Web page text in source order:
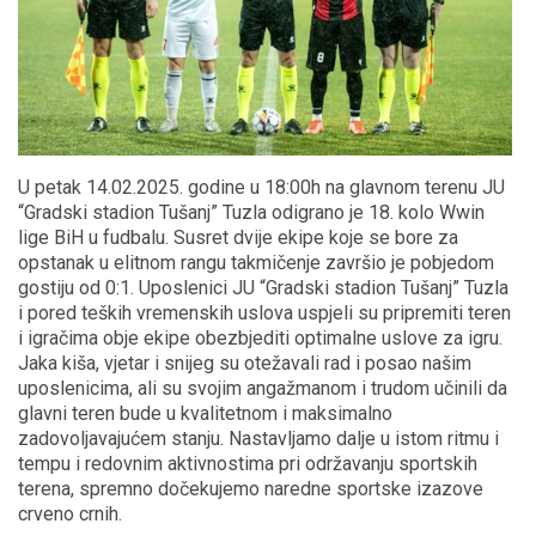
U petak 14.02.2025. godine u 18:00h na glavnom terenu JU
“Gradski stadion Tušanj” Tuzla odigrano je 18. kolo Wwin
lige BiH u fudbalu. Susret dvije ekipe koje se bore za
opstanak u elitnom rangu takmičenje završio je pobjedom
gostiju od 0:1. Uposlenici JU “Gradski stadion Tušanj” Tuzla
i pored teških vremenskih uslova uspjeli su pripremiti teren
i igračima obje ekipe obezbjediti optimalne uslove za igru.
Jaka kiša, vjetar i snijeg su otežavali rad i posao našim
uposlenicima, ali su svojim angažmanom i trudom učinili da
glavni teren bude u kvalitetnom i maksimalno
zadovoljavajućem stanju. Nastavljamo dalje u istom ritmu i
tempu i redovnim aktivnostima pri održavanju sportskih
terena, spremno dočekujemo naredne sportske izazove
crveno crnih.